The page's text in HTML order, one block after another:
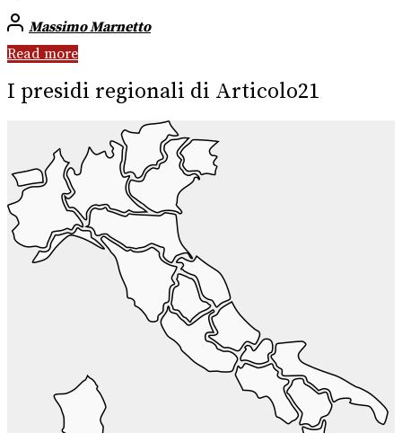
Massimo Marnetto
Read more
I presidi regionali di Articolo21